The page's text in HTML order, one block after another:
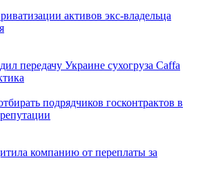
активов экс-владельца
передачу Украине сухогруза Caffa
подрядчиков госконтрактов в
компанию от переплаты за